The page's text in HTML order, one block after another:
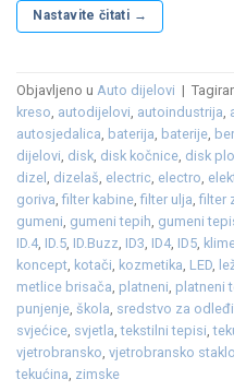
Nastavite čitati →
Objavljeno u Auto dijelovi |
kreso, autodijelovi, autoindustrija,
autosjedalica, baterija, baterije,
dijelovi, disk, disk kočnice, disk
dizel , dizelaš, electric, electro,
goriva,filter kabine,filter ulja,filter
gumeni, gumeni tepih, gumeni
ID.4, ID.5, ID.Buzz, ID3, ID4, ID5,
koncept, kotači, kozmetika, LED,
metlice brisača, platneni, platneni
punjenje, škola, sredstvo za
svjećice, svjetla,tekstilni tepisi,
vjetrobransko, vjetrobransko staklo
tekućina, zimske